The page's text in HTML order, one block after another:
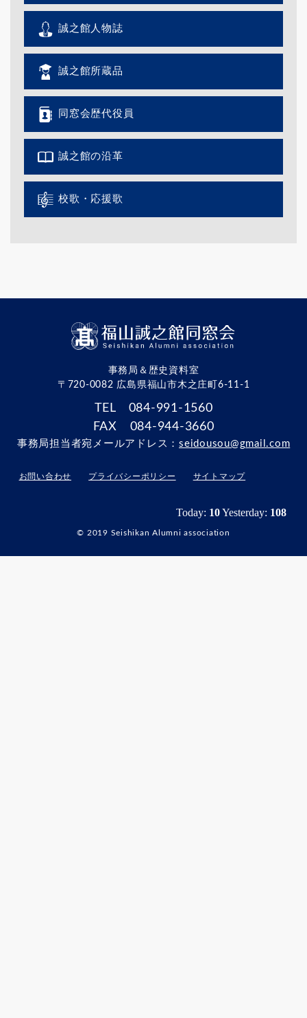
誠之館人物誌
誠之館所蔵品
同窓会歴代役員
誠之館の沿革
校歌・応援歌
事務局＆歴史資料室
〒720-0082 広島県福山市木之庄町6-11-1
TEL 084-991-1560
FAX 084-944-3660
事務局担当者宛メールアドレス： seidousou@gmail.com
お問い合わせ プライバシーポリシー サイトマップ
© 2019 Seishikan Alumni association